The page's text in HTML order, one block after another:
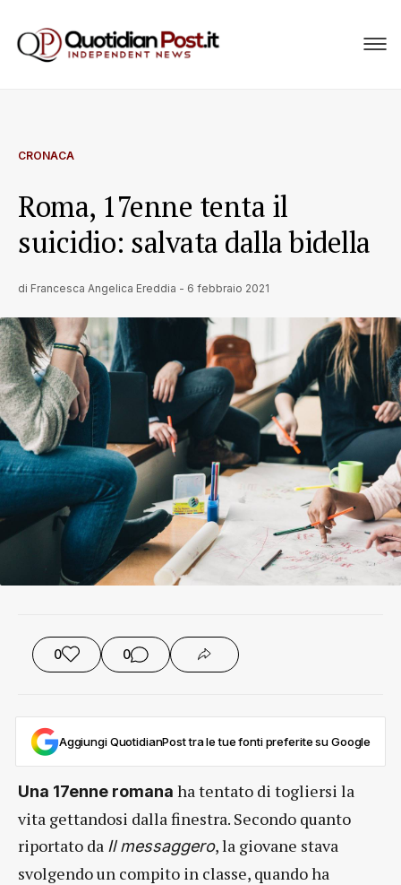
CRONACA
Roma, 17enne tenta il
suicidio: salvata dalla bidella
di Francesca Angelica Ereddia - 6 febbraio 2021
0 0
Aggiungi QuotidianPost tra le tue fonti preferite su Google
Una 17enne romana ha tentato di togliersi la
vita gettandosi dalla finestra. Secondo quanto
riportato da Il messaggero, la giovane stava
svolgendo un compito in classe, quando ha